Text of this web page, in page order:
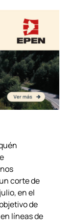
corte de
en el
de
líneas de